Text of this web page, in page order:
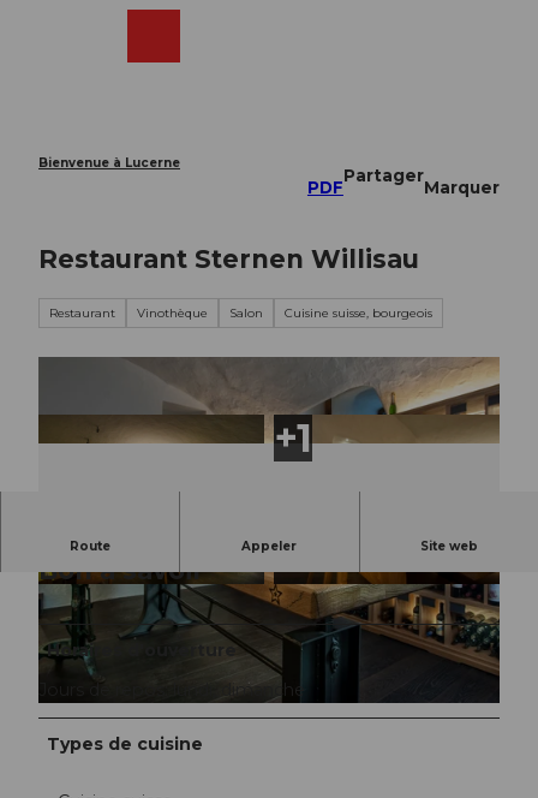
Bienvenue à Lucerne
PDF
Partager
Marquer
Restaurant Sternen Willisau
Restaurant Vinothèque Salon Cuisine suisse, bourgeois
CC-BY-NC-ND © Rolf Neeser | CC-BY-NC-ND
Route Appeler Site web
Bon à savoir
Horaires d'ouverture
Jours de repos: lundi, dimanche
Types de cuisine